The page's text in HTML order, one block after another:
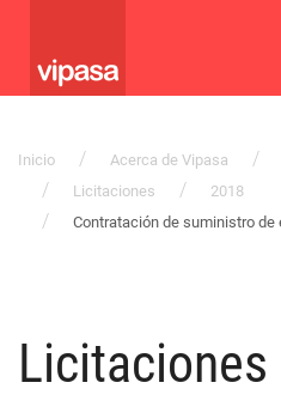
Inicio Acerca de Vipasa
Licitaciones
2018
Contratación de suministro
Licitaciones